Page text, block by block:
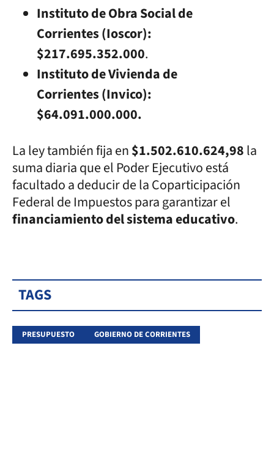
Instituto de Obra Social de
Corrientes (Ioscor):
$217.695.352.000.
Instituto de Vivienda de
Corrientes (Invico):
$64.091.000.000.
La ley también fija en$1.502.610.624,98la
suma diaria que el Poder Ejecutivo está
facultado a deducir de la Coparticipación
Federal de Impuestos para garantizar el
financiamiento del sistema educativo.
TAGS
PRESUPUESTO GOBIERNO DE CORRIENTES